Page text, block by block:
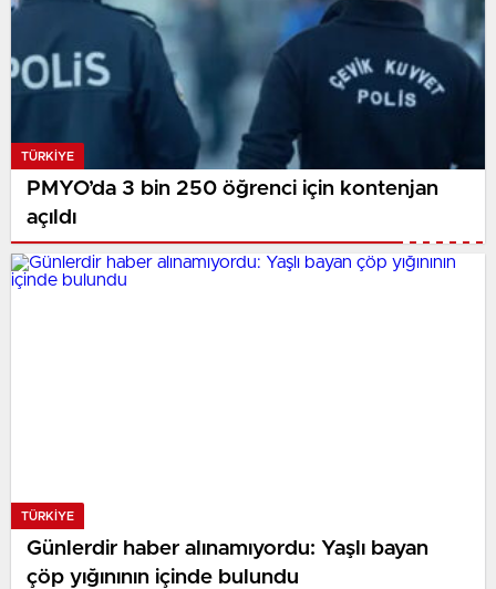
TÜRKIYE
PMYO’da 3 bin 250 öğrenci için kontenjan
açıldı
TÜRKIYE
Günlerdir haber alınamıyordu: Yaşlı bayan
çöp yığınının içinde bulundu